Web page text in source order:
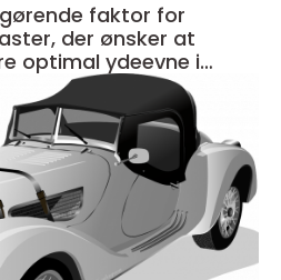
faktor for
der ønsker at
optimal ydeevne i